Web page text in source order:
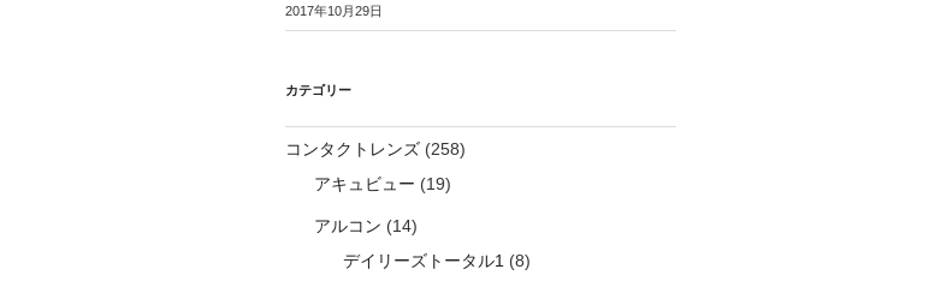
2017年10月29日
カテゴリー
コンタクトレンズ(258)
アキュビュー (19)
アルコン (14)
デイリーズトータル1 (8)